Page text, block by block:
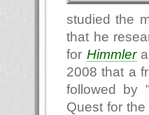
studied the
that he
for Himmler
2008 that a
followed by
Quest for